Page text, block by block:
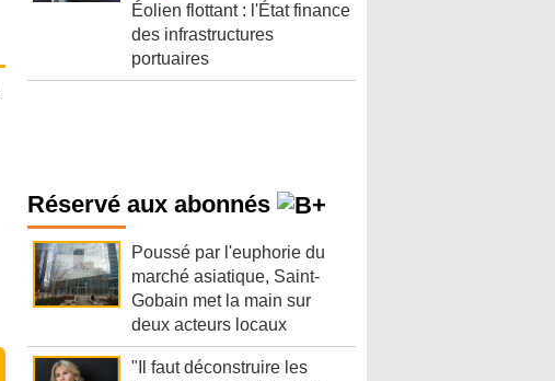
Éolien flottant : l'État finance
des infrastructures
portuaires
Réservé aux abonnés
Poussé par l'euphorie du
marché asiatique, Saint-
Gobain met la main sur
deux acteurs locaux
"Il faut déconstruire les